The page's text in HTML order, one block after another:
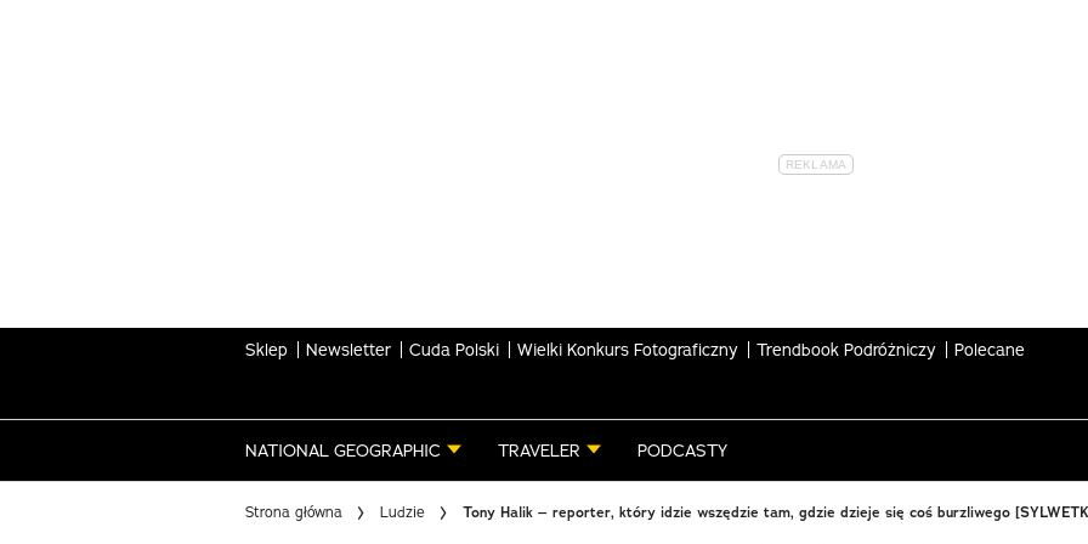
Sklep Newsletter Cuda Polski Wielki Konkurs Fotograficzny Trendbook Podróżniczy Polecane
NATIONAL GEOGRAPHIC TRAVELER PODCASTY
Strona główna Ludzie Tony Halik – reporter, który idzie wszędzie tam, gdzie dzieje się coś burzliwego